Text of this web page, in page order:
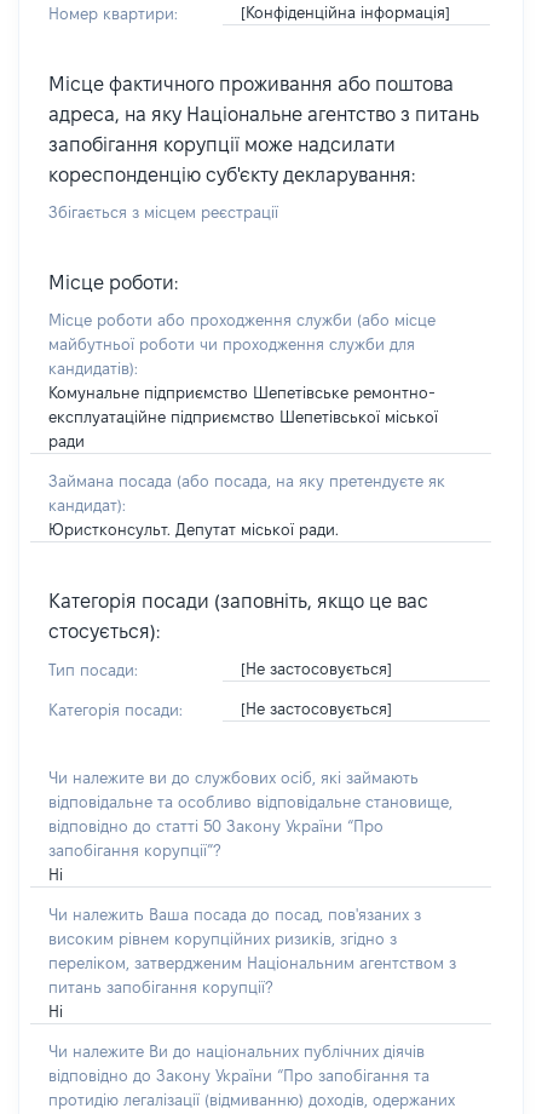
Номер квартири: [Конфіденційна інформація]
Місце фактичного проживання або поштова
адреса, на яку Національне агентство з питань
запобігання корупції може надсилати
кореспонденцію суб'єкту декларування:
Збігається з місцем реєстрації
Місце роботи:
Місце роботи або проходження служби (або місце
майбутньої роботи чи проходження служби для
кандидатів):
Комунальне підприємство Шепетівське ремонтно-
експлуатаційне підприємство Шепетівської міської
ради
Займана посада (або посада, на яку претендуєте як
кандидат):
Юристконсульт. Депутат міської ради.
Категорія посади (заповніть, якщо це вас
стосується):
Тип посади: [Не застосовується]
Категорія посади: [Не застосовується]
Чи належите ви до службових осіб, які займають
відповідальне та особливо відповідальне становище,
відповідно до статті 50 Закону України “Про
запобігання корупції”?
Ні
Чи належить Ваша посада до посад, пов'язаних з
високим рівнем корупційних ризиків, згідно з
переліком, затвердженим Національним агентством з
питань запобігання корупції?
Ні
Чи належите Ви до національних публічних діячів
відповідно до Закону України “Про запобігання та
протидію легалізації (відмиванню) доходів, одержаних